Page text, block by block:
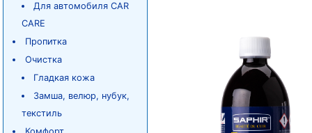
Для автомобиля CAR
CARE
Пропитка
Очистка
Гладкая кожа
Замша, велюр, нубук,
текстиль